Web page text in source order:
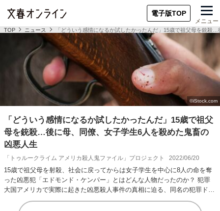
電子版TOP
メニュー
TOP ニュース 「どういう感情になるか試したかったんだ」15歳で祖父母を銃殺
「どういう感情になるか試したかったんだ」15歳で祖父
母を銃殺…後に母、同僚、女子学生6人を殺めた鬼畜の
凶悪人生
「トゥルークライム アメリカ殺人鬼ファイル」プロジェクト 2022/06/20
15歳で祖父母を射殺、社会に戻ってからは女子学生を中心に8人の命を奪
った凶悪犯「エドモンド・ケンパー」とはどんな人物だったのか？ 犯罪
大国アメリカで実際に起きた凶悪殺人事件の真相に迫る、同名の犯罪ドキ
ュメンタリー番…